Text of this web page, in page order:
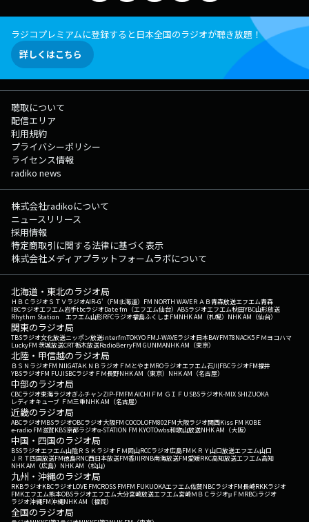
ラジコプレミアムに登録すると日本全国のラジオが聴き放題！
詳しくはこちら
聴取について
配信エリア
利用規約
プライバシーポリシー
ライセンス情報
radiko news
株式会社radikoについて
ニュースリリース
採用情報
特定商取引に関する法律に基づく表示
株式会社メディアプラットフォームラボについて
北海道・東北のラジオ局
ＨＢＣラジオＳＴＶラジオAIR-G'（FM北海道） FM NORTH WAVEＲＡＢ青森放送エフエム青森
IBCラジオエフエム岩手tbcラジオDate fm（エフエム仙台） ABSラジオエフエム秋田YBC山形放送
Rhythm Station エフエム山形RFCラジオ福島ふくしまFMNHK AM（札幌） NHK AM（仙台）
関東のラジオ局
TBSラジオ文化放送ニッポン放送interfmTOKYO FMJ-WAVEラジオ日本BAYFM78NACK5 ＦＭヨコハマ
LuckyFM 茨城放送CRT栃木放送RadioBerryFM GUNMANHK AM（東京）
北陸・甲信越のラジオ局
ＢＳＮラジオFM NIIGATAＫＮＢラジオ ＦＭとやまMROラジオエフエム石川FBCラジオFM福井
YBSラジオFM FUJISBCラジオ ＦＭ長野NHK AM（東京） NHK AM（名古屋）
中部のラジオ局
CBCラジオ東海ラジオぎふチャンZIP-FMFM AICHI ＦＭ ＧＩＦＵ SBSラジオK-MIX SHIZUOKA
レディオキューブ ＦＭ三重NHK AM（名古屋）
近畿のラジオ局
ABCラジオMBSラジオOBCラジオ大阪FM COCOLOFM802FM大阪ラジオ関西Kiss FM KOBE
e-radio FM滋賀KBS京都ラジオα-STATION FM KYOTOwbs和歌山放送NHK AM（大阪）
中国・四国のラジオ局
BSSラジオエフエム山陰ＲＳＫラジオ ＦＭ岡山RCCラジオ広島FM ＫＲＹ山口放送エフエム山口
ＪＲＴ四国放送FM徳島RNC西日本放送FM香川RNB南海放送FM愛媛RKC高知放送エフエム高知
NHK AM（広島） NHK AM（松山）
九州・沖縄のラジオ局
RKBラジオKBCラジオLOVE FMCROSS FMFM FUKUOKAエフエム佐賀NBCラジオFM長崎RKKラジオ
FMKエフエム熊本OBSラジオエフエム大分宮崎放送エフエム宮崎ＭＢＣラジオμＦＭRBCiラジオ
ラジオ沖縄FM沖縄NHK AM（福岡）
全国のラジオ局